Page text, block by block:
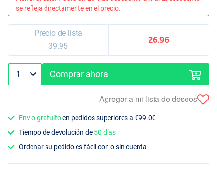
se refleja directamente en el precio.
Precio de lista
39.95
26.96
Comprar ahora
Agregar a mi lista de deseos
Envío gratuitoen pedidos superiores a €99.00
Tiempo de devolución de 50 días
Ordenar su pedido es fácil con o sin cuenta